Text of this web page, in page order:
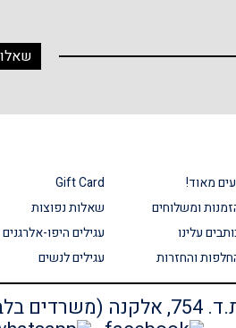
מאוד!
ומשלוחים
עלינו
והחזרות
Gift Card
שאלות נפוצות
עגילים היפו-אלרגנים
עגילים לנשים
בלבד)